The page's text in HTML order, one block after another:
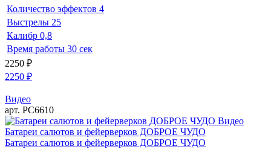
Количество эффектов 4
Выстрелы 25
Калибр 0,8
Время работы 30 сек
2250 ₽
2250 ₽
Видео
арт. РС6610
Видео
Батареи салютов и фейерверков ДОБРОЕ ЧУДО
Батареи салютов и фейерверков ДОБРОЕ ЧУДО